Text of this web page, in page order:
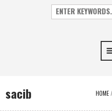
sacib HOME/